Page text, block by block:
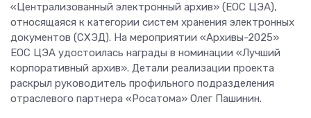
«Централизованный электронный архив» (ЕОС ЦЭА),
относящаяся к категории систем хранения электронных
документов (СХЭД). На мероприятии «Архивы-2025»
ЕОС ЦЭА удостоилась награды в номинации «Лучший
корпоративный архив». Детали реализации проекта
раскрыл руководитель профильного подразделения
отраслевого партнера «Росатома» Олег Пашинин.